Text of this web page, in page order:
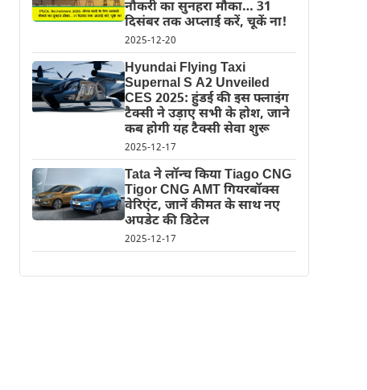
नौकरी का सुनहरा मौका… 31
दिसंबर तक अप्लाई करें, चूकें ना!
2025-12-20
Hyundai Flying Taxi
Supernal S A2 Unveiled
CES 2025: हुंडई की इस फ्लाइंग
टैक्सी ने उड़ाए सभी के होश, जाने
कब होगी यह टैक्सी सेवा शुरू
2025-12-17
Tata ने लॉन्च किया Tiago CNG
Tigor CNG AMT गियरबॉक्स
वेरिएंट, जानें कीमत के साथ नए
अपडेट की डिटेल
2025-12-17